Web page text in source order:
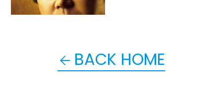
BACK HOME